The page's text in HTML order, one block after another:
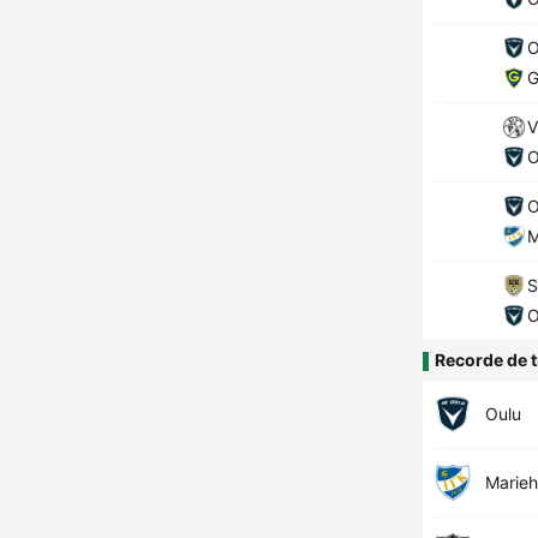
Recorde de
Oulu